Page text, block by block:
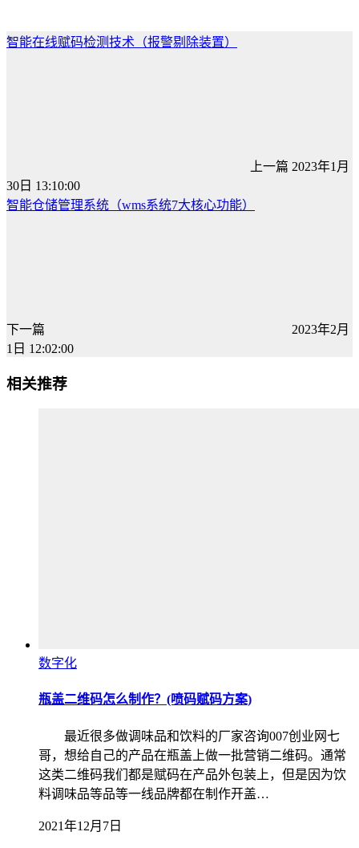
智能在线赋码检测技术（报警剔除装置）
上一篇 2023年1月
30日 13:10:00
智能仓储管理系统（wms系统7大核心功能）
下一篇
2023年2月
1日 12:02:00
相关推荐
数字化
瓶盖二维码怎么制作？(喷码赋码方案)
最近很多做调味品和饮料的厂家咨询007创业网七
哥，想给自己的产品在瓶盖上做一批营销二维码。通常
这类二维码我们都是赋码在产品外包装上，但是因为饮
料调味品等品等一线品牌都在制作开盖…
2021年12月7日